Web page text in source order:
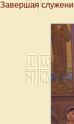
Завершая